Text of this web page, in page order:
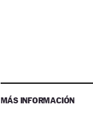
MÁS INFORMACIÓN